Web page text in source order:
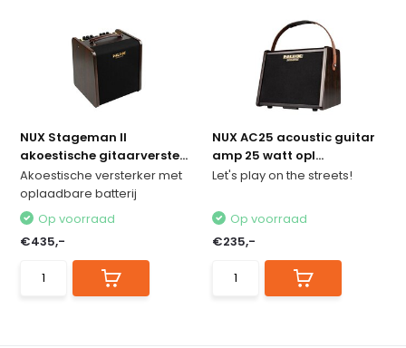
NUX Stageman II
akoestische gitaarverste...
Akoestische versterker met
oplaadbare batterij
Op voorraad
€435,-
NUX AC25 acoustic guitar
amp 25 watt opl...
Let's play on the streets!
Op voorraad
€235,-